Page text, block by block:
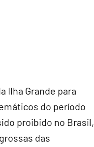
Ilha Grande para
do período
proibido no Brasil,
das